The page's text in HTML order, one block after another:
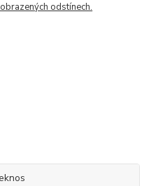
odstínech.